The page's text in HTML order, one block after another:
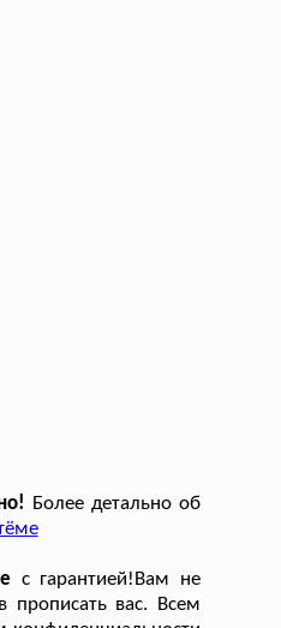
Более детально об
с гарантией!Вам не
прописать вас. Всем